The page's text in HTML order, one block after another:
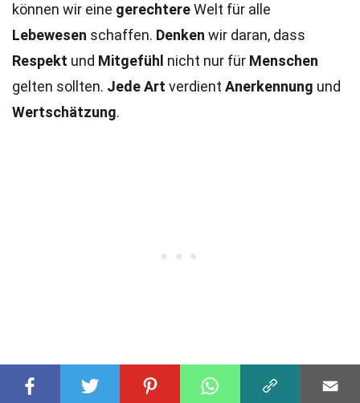
können wir eine gerechtereWelt für alle
Lebewesen schaffen. Denken wir daran, dass
Respekt und Mitgefühl nicht nur für Menschen
gelten sollten. JedeArt verdient Anerkennung und
Wertschätzung.
War diese Seite hilfreich?